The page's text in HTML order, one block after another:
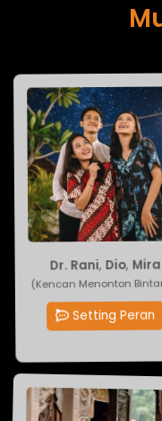
Dr. Rani ,Dio ,Mira
(Kencan Menonton
Setting Peran